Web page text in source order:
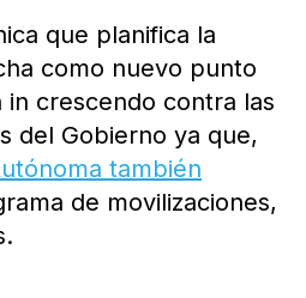
que planifica la
como nuevo punto
crescendo contra las
del Gobierno ya que,
también
de movilizaciones,